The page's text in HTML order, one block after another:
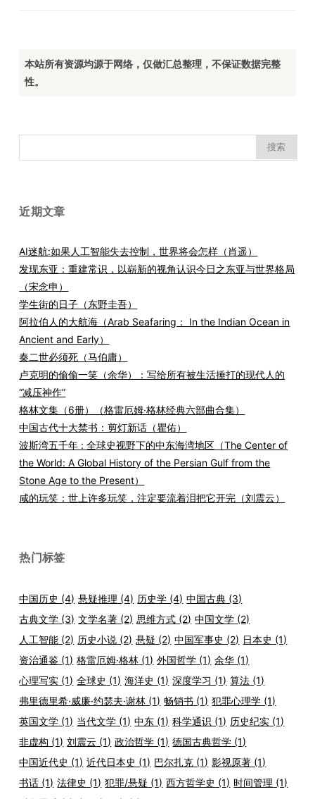
本站所有资源均源于网络，仅做汇总整理，不保证数据完整
性。
索：
近期文章
AI迷航:如果人工智能失去控制，世界将会怎样（肖遥）
发现东亚：重建常识，以崭新的视角认识今日之东亚与世界格局
（宋念申）
学生街的日子（东野圭吾）
阿拉伯人的大航海（Arab Seafaring： In the Indian Ocean in
Ancient and Early）
秦二世必须死（马伯庸）
卢克明的偷偷一笑（余华）：写给所有被生活捶打的现代人的
“减压神作”
格林文集（6册）（格雷厄姆·格林经典六部曲合集）
中国古代十大禁书：剪灯新话（瞿佑）
波斯湾五千年 : 全球史视野下的中东海湾地区（The Center of
the World: A Global History of the Persian Gulf from the
Stone Age to the Present）
咸的玩笑：世上许多玩笑，注定要流着泪把它开完（刘震云）
热门标签
中国历史 (4) 悬疑推理 (4) 历史学 (4) 中国古典 (3)
古典文学 (3) 文学名著 (2) 思维方式 (2) 中国文学 (2)
人工智能 (2) 历史小说 (2) 悬疑 (2) 中国军事史 (2) 日本史 (1)
资治通鉴 (1) 格雷厄姆·格林 (1) 外国哲学 (1) 余华 (1)
心理写实 (1) 全球史 (1) 海洋史 (1) 深度学习 (1) 算法 (1)
弗里德里希·威廉·约瑟夫·谢林 (1) 畅销书 (1) 犯罪心理学 (1)
英国文学 (1) 当代文学 (1) 中东 (1) 科学通识 (1) 历史纪实 (1)
非虚构 (1) 刘震云 (1) 政治哲学 (1) 德国古典哲学 (1)
中国近代史 (1) 近代日本史 (1) 巴尔扎克 (1) 影视原著 (1)
书话 (1) 法律史 (1) 犯罪/悬疑 (1) 西方哲学史 (1) 时间管理 (1)